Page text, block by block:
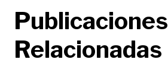
Publicaciones
Relacionadas